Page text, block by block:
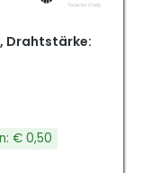
Drahtstärke:
€ 0,50